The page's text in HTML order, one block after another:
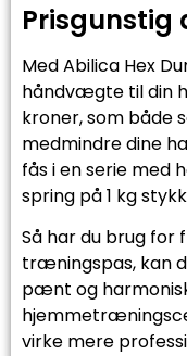
Med Abilica Hex
håndvægte til din
kroner, som både
medmindre dine
fås i en serie med
spring på 1 kg
Så har du brug
træningspas, kan
pænt og
virke mere